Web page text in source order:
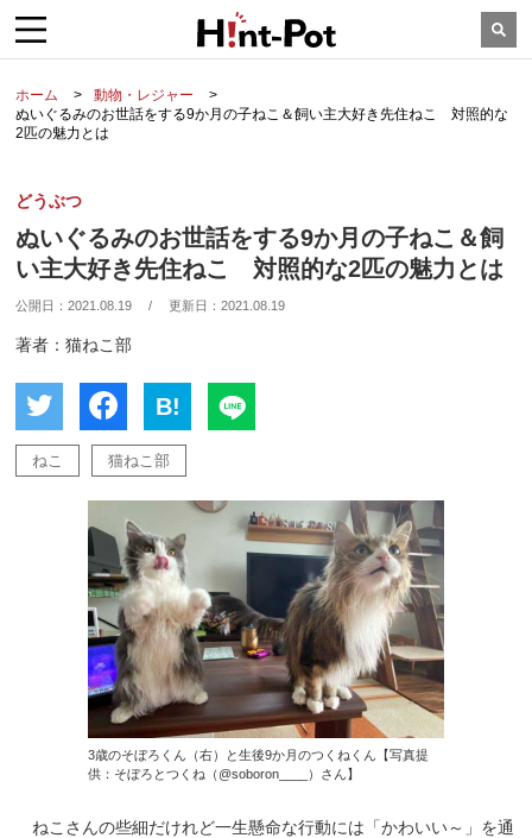
ホーム
動物・レジャー
ぬいぐるみのお世話をする9か月の子ねこ＆飼い主大好き先住ねこ 対照的な
2匹の魅力とは
どうぶつ
ぬいぐるみのお世話をする9か月の子ねこ＆飼
い主大好き先住ねこ 対照的な2匹の魅力とは
公開日：2021.08.19 / 更新日：2021.08.19
著者：猫ねこ部
B!
ねこ 猫ねこ部
3歳のそぼろくん（右）と生後9か月のつくねくん【写真提
供：そぼろとつくね（@soboron____）さん】
ねこさんの些細だけれど一生懸命な行動には「かわいい～」を通